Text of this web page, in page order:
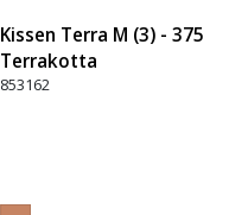
Kissen Terra M (3) - 375
Terrakotta
853162